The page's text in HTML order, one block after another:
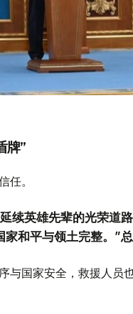
牌”
任。
续英雄先辈的光荣道
和平与领土完整。”总
与国家安全，救援人员